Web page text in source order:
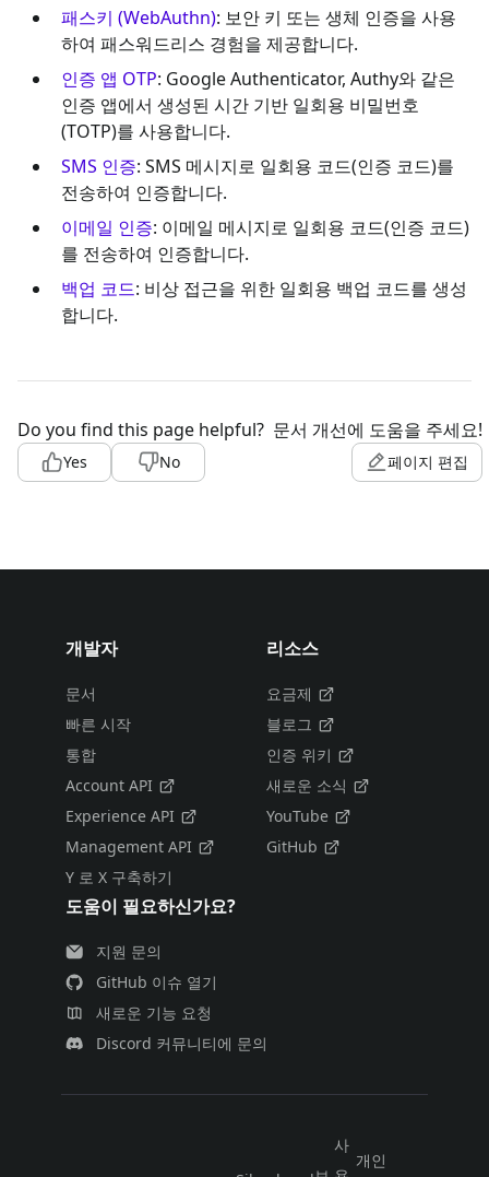
패스키 (WebAuthn): 보안 키 또는 생체 인증을 사용
하여 패스워드리스 경험을 제공합니다.
인증 앱 OTP: Google Authenticator, Authy와 같은
인증 앱에서 생성된 시간 기반 일회용 비밀번호
(TOTP)를 사용합니다.
SMS 인증: SMS 메시지로 일회용 코드(인증 코드)를
전송하여 인증합니다.
이메일 인증: 이메일 메시지로 일회용 코드(인증 코드)
를 전송하여 인증합니다.
백업 코드: 비상 접근을 위한 일회용 백업 코드를 생성
합니다.
Do you find this page helpful?
Yes No
문서 개선에 도움을 주세요!
페이지 편집
개발자
문서
빠른 시작
통합
Account API
Experience API
Management API
Y 로 X 구축하기
리소스
요금제
블로그
인증 위키
새로운 소식
YouTube
GitHub
도움이 필요하신가요?
지원 문의
GitHub 이슈 열기
새로운 기능 요청
Discord 커뮤니티에 문의
사
개인